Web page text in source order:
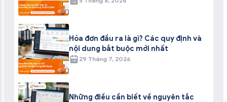
Hóa đơn đầu ra là gì? Các quy định và
nội dung bắt buộc mới nhất
29 Tháng 7, 2026
Những điều cần biết về nguyên tắc